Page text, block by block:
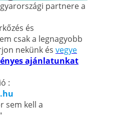
partnere a
és
csak a legnagyobb
nekünk és vegye
ajánlatunkat
:
sem kell a